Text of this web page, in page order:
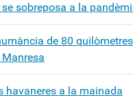
sobreposa a la
de 80
havaneres a la mainada